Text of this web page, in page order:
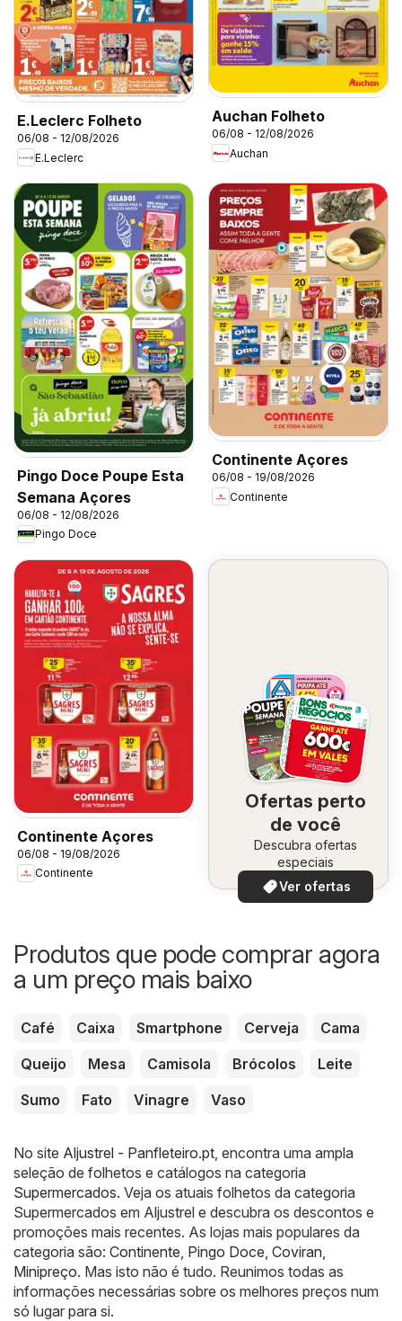
E.Leclerc Folheto
06/08 - 12/08/2026
E.Leclerc
Auchan Folheto
06/08 - 12/08/2026
Auchan
Pingo Doce Poupe Esta
Semana Açores
06/08 - 12/08/2026
Pingo Doce
Continente Açores
06/08 - 19/08/2026
Continente
Continente Açores
06/08 - 19/08/2026
Continente
Ofertas perto
de você
Descubra ofertas
especiais
Ver ofertas
Produtos que pode comprar agora
a um preço mais baixo
Café Caixa Smartphone Cerveja
Cama
Queijo
Mesa Camisola Brócolos
Leite
Sumo
Fato Vinagre Vaso
No site Aljustrel - Panfleteiro.pt , encontra uma ampla
seleção de folhetos e catálogos na categoria
Supermercados. Veja os atuais folhetos da categoria
Supermercados em Aljustrel e descubra os descontos e
promoções mais recentes. As lojas mais populares da
categoria são: Continente Pingo Doce Coviran
Minipreço. Mas isto não é tudo. Reunimos todas as
informações necessárias sobre os melhores preços num
só lugar para si.